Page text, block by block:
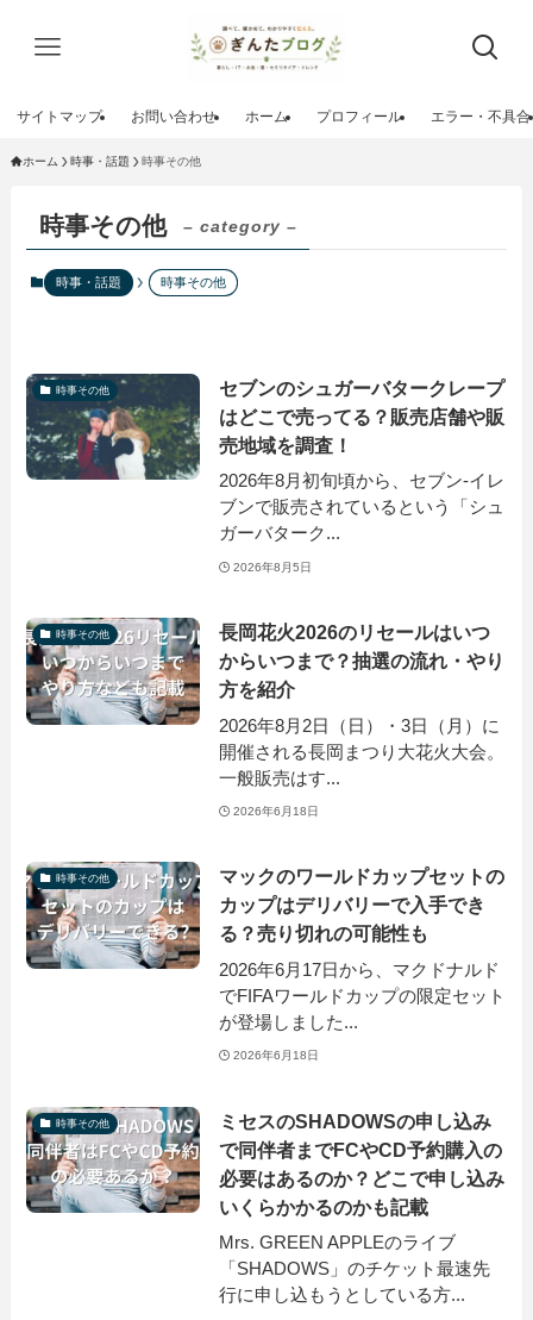
サイトマップ お問い合わせ ホーム プロフィール エラー・不具合
ホーム 時事・話題 時事その他
時事その他 – category –
時事・話題 時事その他
時事その他
セブンのシュガーバタークレープ
はどこで売ってる？販売店舗や販
売地域を調査！
2026年8月初旬頃から、セブン-イレ
ブンで販売されているという「シュ
ガーバターク...
2026年8月5日
時事その他
長岡花火2026のリセールはいつ
からいつまで？抽選の流れ・やり
方を紹介
2026年8月2日（日）・3日（月）に
開催される長岡まつり大花火大会。
一般販売はす...
2026年6月18日
時事その他
マックのワールドカップセットの
カップはデリバリーで入手でき
る？売り切れの可能性も
2026年6月17日から、マクドナルド
でFIFAワールドカップの限定セット
が登場しました...
2026年6月18日
時事その他
ミセスのSHADOWSの申し込み
で同伴者までFCやCD予約購入の
必要はあるのか？どこで申し込み
いくらかかるのかも記載
Mrs. GREEN APPLEのライブ
「SHADOWS」のチケット最速先
行に申し込もうとしている方...